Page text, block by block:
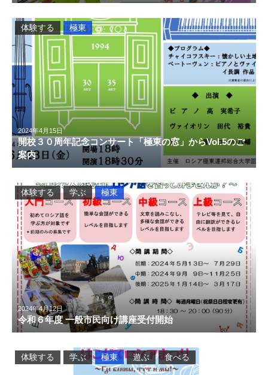
2024年4月15日
開校３０周年記念コンサート「極東の窓」からVol.5のご
案内
体験する 極東
2024年4月12日
令和６年度 一般市民向け講座受付開始
体験する 学ぶ 極東
体験する 学ぶ 極東 遊ぶ 食べる